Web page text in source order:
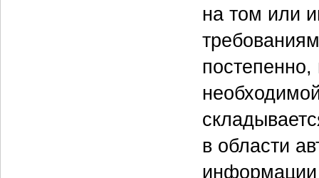
на том или
в области
информации